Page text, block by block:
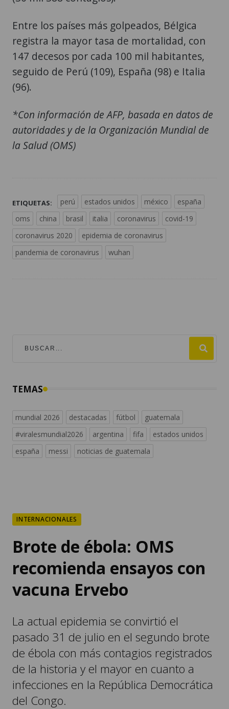
Entre los países más golpeados, Bélgica
registra la mayor tasa de mortalidad, con
147 decesos por cada 100 mil habitantes,
seguido de Perú (109), España (98) e Italia
(96).
*Con información de AFP, basada en datos de
autoridades y de la Organización Mundial de
la Salud (OMS)
ETIQUETAS: perú estados unidos méxico
españa
oms
china brasil italia coronavirus
covid-19
coronavirus 2020
epidemia de coronavirus
pandemia de coronavirus
wuhan
TEMAS
mundial 2026 destacadas fútbol
guatemala
#viralesmundial2026
argentina fifa
estados unidos
españa
messi noticias de guatemala
INTERNACIONALES
Brote de ébola: OMS
recomienda ensayos con
vacuna Ervebo
La actual epidemia se convirtió el
pasado 31 de julio en el segundo brote
de ébola con más contagios registrados
de la historia y el mayor en cuanto a
infecciones en la República Democrática
del Congo.